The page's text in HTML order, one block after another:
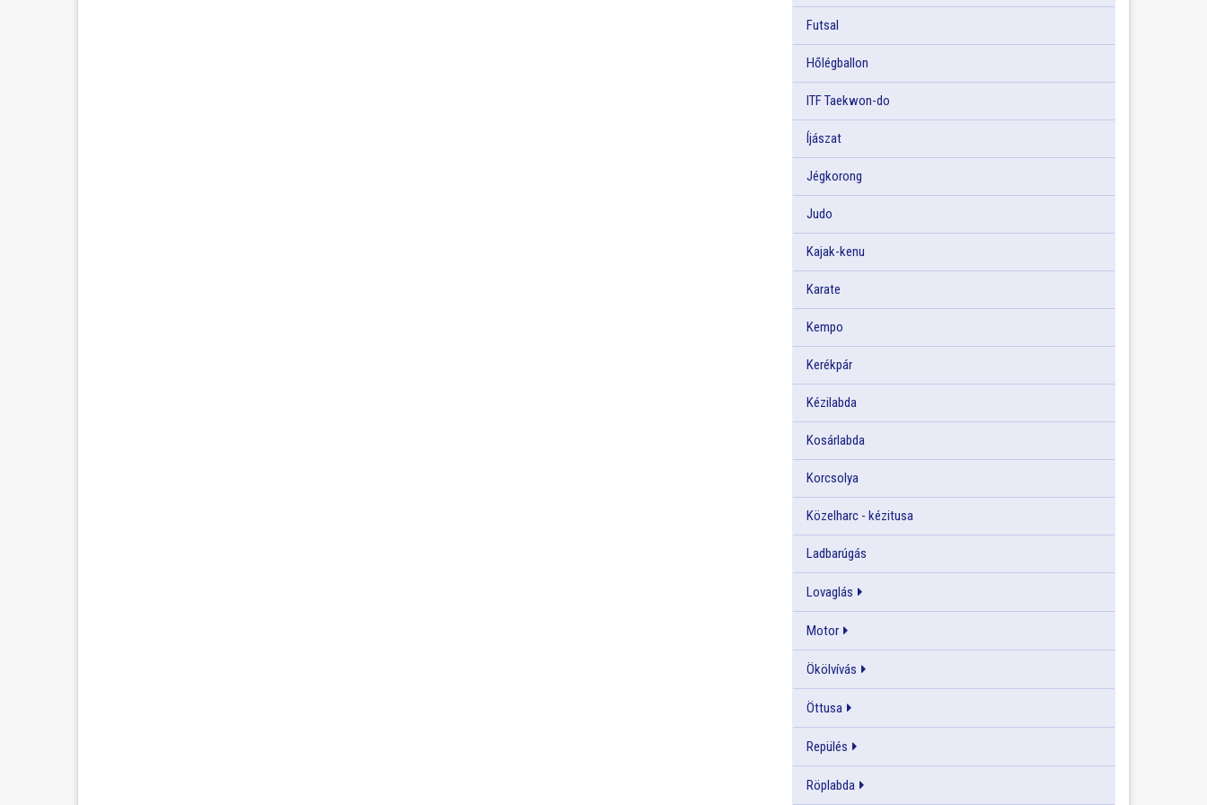
Futsal
Hőlégballon
ITF Taekwon-do
Íjászat
Jégkorong
Judo
Kajak-kenu
Karate
Kempo
Kerékpár
Kézilabda
Kosárlabda
Korcsolya
Közelharc - kézitusa
Ladbarúgás
Lovaglás
Motor
Ökölvívás
Öttusa
Repülés
Röplabda